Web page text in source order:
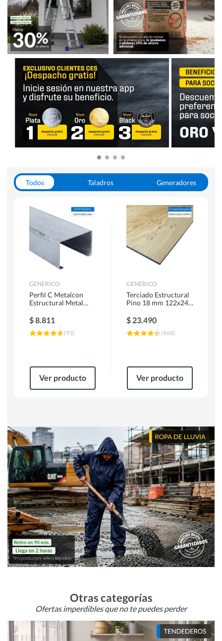
Todos Taladros
Generadores
Herramientas Manuales
Sierras Circulares
GENERICO
Perfil C Metalcon
Estructural Metal
$8.811
(93)
Ver producto
GENERICO
Terciado Estructural
Pino 18 mm 122x244
$ 23.490
(868)
Ver producto
Otras categorías
Ofertas imperdibles que no te puedes perder